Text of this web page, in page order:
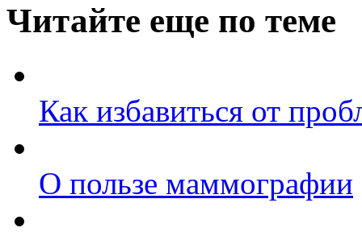
Читайте еще по теме
Как избавиться от
О пользе маммографии